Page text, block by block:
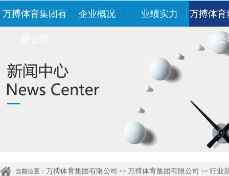
万搏体育集团有 企业概况 业绩实力 万搏体育
限
当前位置： 万搏体育集团有限公司 >> 万搏体育集团有限公司 >> 行业